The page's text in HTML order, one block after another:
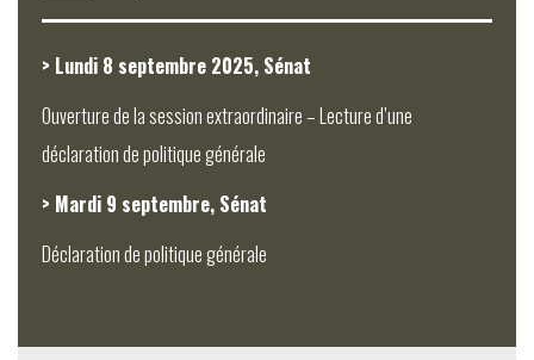
> Lundi 8 septembre 2025, Sénat
Ouverture de la session extraordinaire – Lecture d’une
déclaration de politique générale
> Mardi 9 septembre, Sénat
Déclaration de politique générale